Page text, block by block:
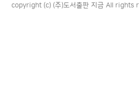
copyright (c) (주)도서출판 지금 All rights